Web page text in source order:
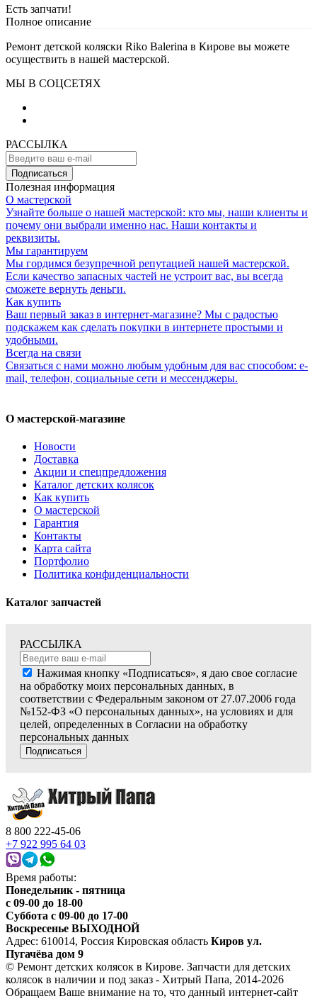
Есть запчати!
Полное описание
Ремонт детской коляски Riko Balerina в Кирове вы можете
осуществить в нашей мастерской.
МЫ В СОЦСЕТЯХ
РАССЫЛКА
Подписаться
Полезная информация
О мастерской
Узнайте больше о нашей мастерской: кто мы, наши клиенты и
почему они выбрали именно нас. Наши контакты и
реквизиты.
Мы гарантируем
Мы гордимся безупречной репутацией нашей мастерской.
Если качество запасных частей не устроит вас, вы всегда
сможете вернуть деньги.
Как купить
Ваш первый заказ в интернет-магазине? Мы с радостью
подскажем как сделать покупки в интернете простыми и
удобными.
Всегда на связи
Связаться с нами можно любым удобным для вас способом: e-
mail, телефон, социальные сети и мессенджеры.
О мастерской-магазине
Новости
Доставка
Акции и спецпредложения
Каталог детских колясок
Как купить
О мастерской
Гарантия
Контакты
Карта сайта
Портфолио
Политика конфиденциальности
Каталог запчастей
РАССЫЛКА
Нажимая кнопку «Подписаться», я даю свое согласие
на обработку моих персональных данных, в
соответствии с Федеральным законом от 27.07.2006 года
№152-ФЗ «О персональных данных», на условиях и для
целей, определенных в Согласии на обработку
персональных данных
Подписаться
8 800 222-45-06
+7 922 995 64 03
Время работы:
Понедельник - пятница
c 09-00 до 18-00
Суббота с 09-00 до 17-00
Воскресенье ВЫХОДНОЙ
Адрес: 610014, Россия Кировская область Киров ул.
Пугачёва дом 9
© Ремонт детских колясок в Кирове. Запчасти для детских
колясок в наличии и под заказ - Хитрый Папа, 2014-2026
Обращаем Ваше внимание на то, что данный интернет-сайт